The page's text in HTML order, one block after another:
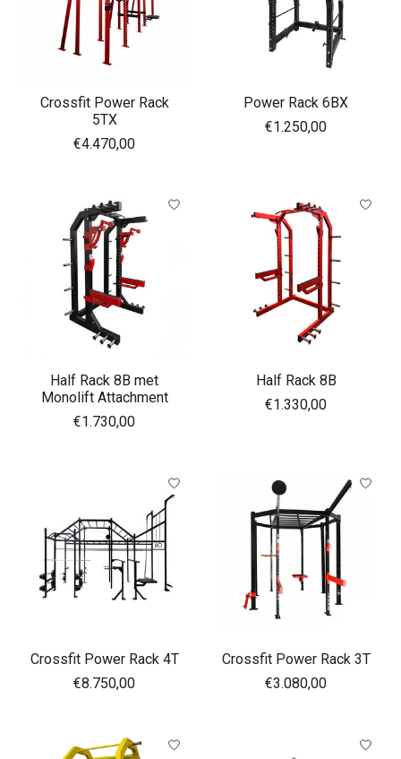
Crossfit Power Rack
5TX
€4.470,00
Power Rack 6BX
€1.250,00
Half Rack 8B met
Monolift Attachment
€1.730,00
Half Rack 8B
€1.330,00
Crossfit Power Rack 4T
€8.750,00
Crossfit Power Rack 3T
€3.080,00